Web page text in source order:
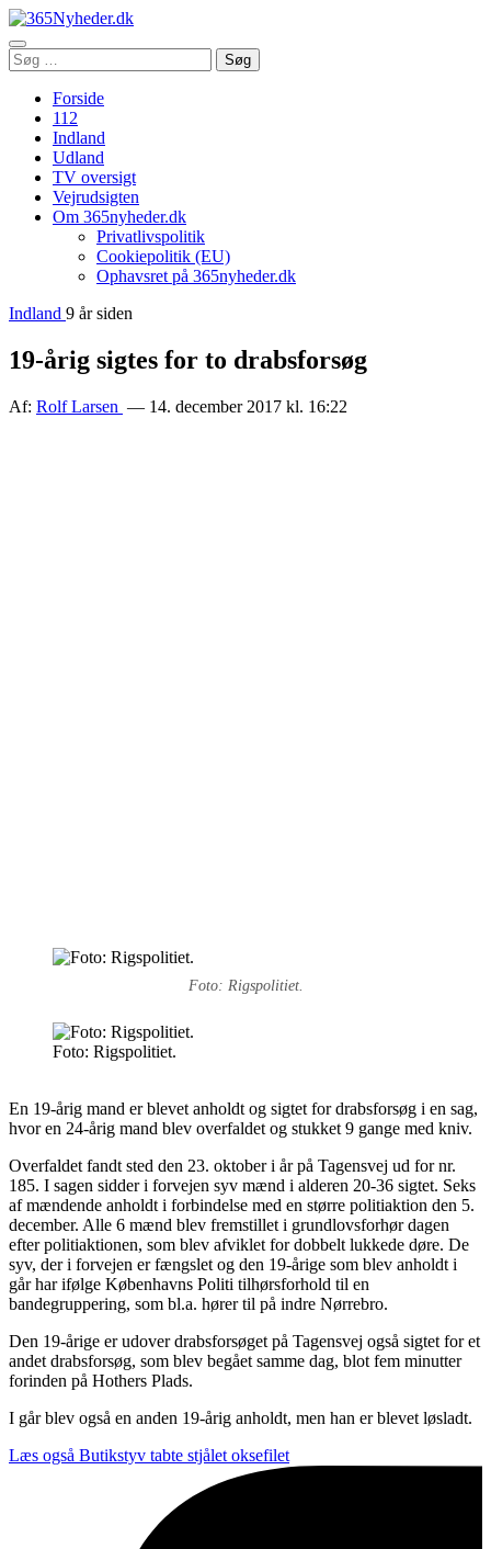
Åbn
menu
Søg
efter:
Søg
Forside
112
Indland
Udland
TV oversigt
Vejrudsigten
Om 365nyheder.dk
Privatlivspolitik
Cookiepolitik (EU)
Ophavsret på 365nyheder.dk
Indland 9 år siden
19-årig sigtes for to drabsforsøg
Af: Rolf Larsen — 14. december 2017 kl. 16:22
Foto: Rigspolitiet.
Foto: Rigspolitiet.
En 19-årig mand er blevet anholdt og sigtet for drabsforsøg i en sag,
hvor en 24-årig mand blev overfaldet og stukket 9 gange med kniv.
Overfaldet fandt sted den 23. oktober i år på Tagensvej ud for nr.
185. I sagen sidder i forvejen syv mænd i alderen 20-36 sigtet. Seks
af mændende anholdt i forbindelse med en større politiaktion den 5.
december. Alle 6 mænd blev fremstillet i grundlovsforhør dagen
efter politiaktionen, som blev afviklet for dobbelt lukkede døre. De
syv, der i forvejen er fængslet og den 19-årige som blev anholdt i
går har ifølge Københavns Politi tilhørsforhold til en
bandegruppering, som bl.a. hører til på indre Nørrebro.
Den 19-årige er udover drabsforsøget på Tagensvej også sigtet for et
andet drabsforsøg, som blev begået samme dag, blot fem minutter
forinden på Hothers Plads.
I går blev også en anden 19-årig anholdt, men han er blevet løsladt.
Læs også Butikstyv tabte stjålet oksefilet